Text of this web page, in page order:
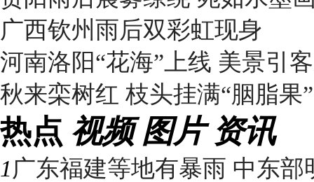
广西钦州雨后双彩虹现身
河南洛阳“花海”上线 美景引
秋来栾树红 枝头挂满“胭脂果”
热点 视频 图片 资讯
1 广东福建等地有暴雨 中东部